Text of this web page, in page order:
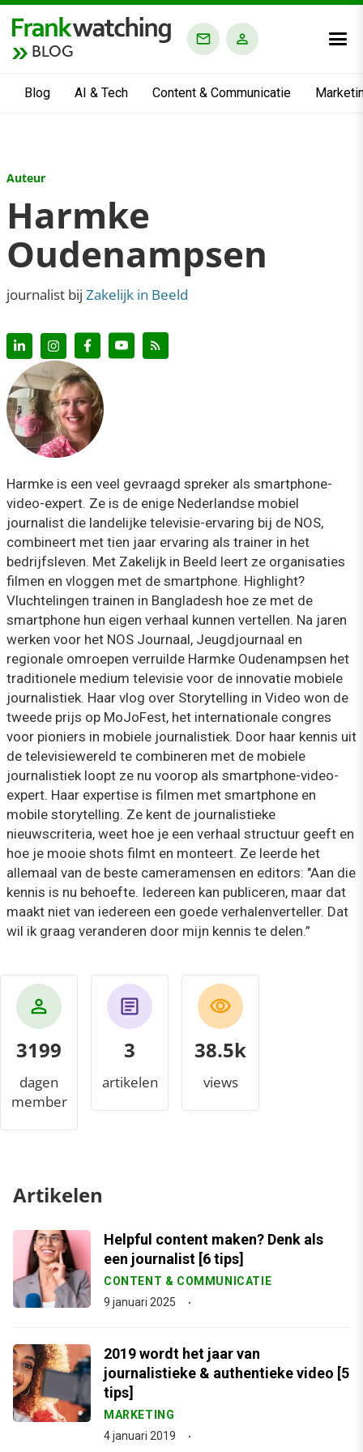
BLOG
Blog AI & Tech Content & Communicatie
Auteur
Harmke
Oudenampsen
journalist bij Zakelijk in Beeld
Harmke is een veel gevraagd spreker als smartphone-
video-expert. Ze is de enige Nederlandse mobiel
journalist die landelijke televisie-ervaring bij de NOS,
combineert met tien jaar ervaring als trainer in het
bedrijfsleven. Met Zakelijk in Beeld leert ze organisaties
filmen en vloggen met de smartphone. Highlight?
Vluchtelingen trainen in Bangladesh hoe ze met de
smartphone hun eigen verhaal kunnen vertellen. Na jaren
werken voor het NOS Journaal, Jeugdjournaal en
regionale omroepen verruilde Harmke Oudenampsen het
traditionele medium televisie voor de innovatie mobiele
journalistiek. Haar vlog over Storytelling in Video won de
tweede prijs op MoJoFest, het internationale congres
voor pioniers in mobiele journalistiek. Door haar kennis uit
de televisiewereld te combineren met de mobiele
journalistiek loopt ze nu voorop als smartphone-video-
expert. Haar expertise is filmen met smartphone en
mobile storytelling. Ze kent de journalistieke
nieuwscriteria, weet hoe je een verhaal structuur geeft en
hoe je mooie shots filmt en monteert. Ze leerde het
allemaal van de beste cameramensen en editors: "Aan die
kennis is nu behoefte. Iedereen kan publiceren, maar dat
maakt niet van iedereen een goede verhalenverteller. Dat
wil ik graag veranderen door mijn kennis te delen.”
3199
dagen
member
3
artikelen
40.0k
views
Artikelen
Helpful content maken? Denk als
een journalist [6 tips]
CONTENT & COMMUNICATIE
9 januari 2025
2019 wordt het jaar van
journalistieke & authentieke video [5
tips]
MARKETING
4 januari 2019